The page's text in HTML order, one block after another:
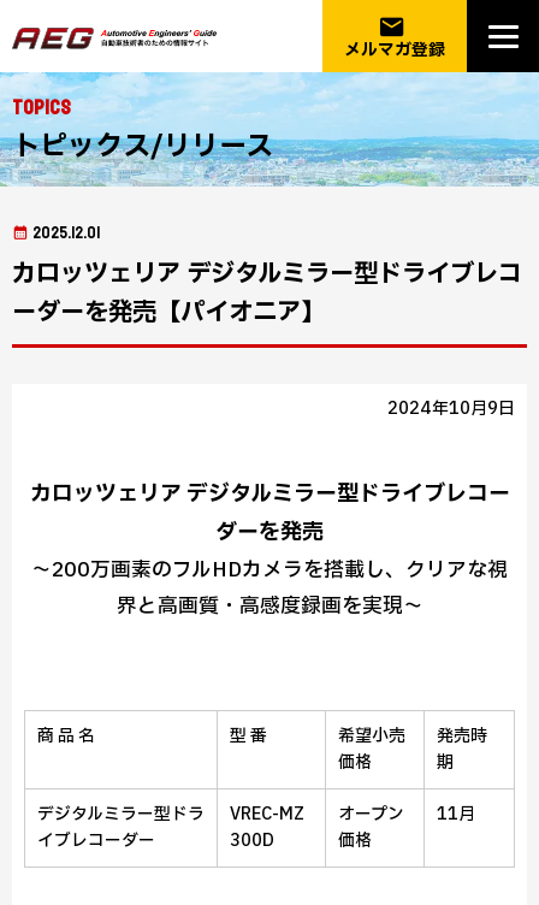
email
メルマガ登録
Topics
トピックス/リリース
2025.12.01
カロッツェリア デジタルミラー型ドライブレコ
ーダーを発売【パイオニア】
2024年10月9日
カロッツェリア デジタルミラー型ドライブレコー
ダーを発売
～200万画素のフルHDカメラを搭載し、クリアな視
界と高画質・高感度録画を実現～
商 品 名 型 番
希望小売
価格
発売時
期
デジタルミラー型ドラ
イブレコーダー
VREC-MZ
300D
オープン
価格
11月